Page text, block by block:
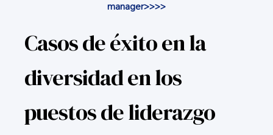
manager>>>>
Casos de éxito en la
diversidad en los
puestos de liderazgo